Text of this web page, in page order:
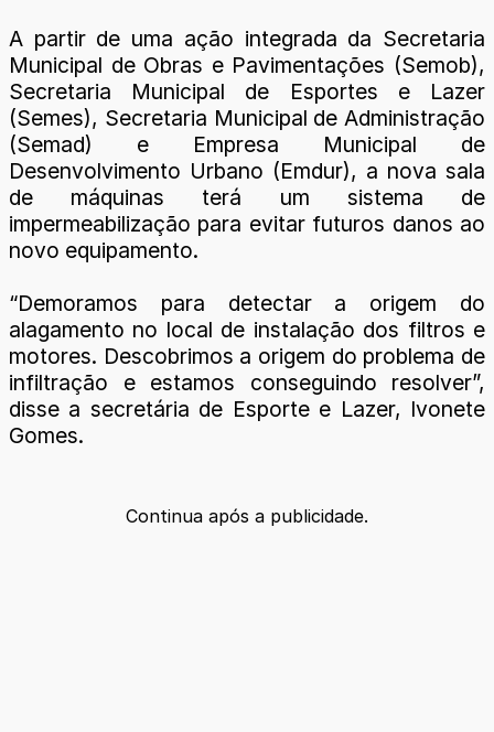
A partir de uma ação integrada da Secretaria
Municipal de Obras e Pavimentações (Semob),
Secretaria Municipal de Esportes e Lazer
(Semes), Secretaria Municipal de Administração
(Semad) e Empresa Municipal de
Desenvolvimento Urbano (Emdur), a nova sala
de máquinas terá um sistema de
impermeabilização para evitar futuros danos ao
novo equipamento.
“Demoramos para detectar a origem do
alagamento no local de instalação dos filtros e
motores. Descobrimos a origem do problema de
infiltração e estamos conseguindo resolver”,
disse a secretária de Esporte e Lazer, Ivonete
Gomes.
Continua após a publicidade.